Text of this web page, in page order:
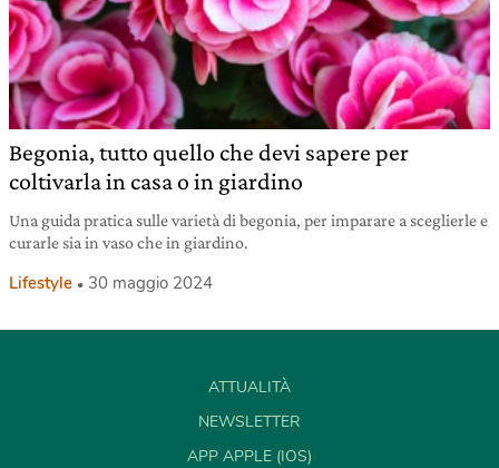
Begonia, tutto quello che devi sapere per
coltivarla in casa o in giardino
Una guida pratica sulle varietà di begonia, per imparare a sceglierle e
curarle sia in vaso che in giardino.
Lifestyle 30 maggio 2024
ATTUALITÀ
NEWSLETTER
APP APPLE (IOS)